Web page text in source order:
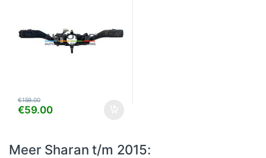
€59.00
€159.00
Meer Sharan t/m 2015: